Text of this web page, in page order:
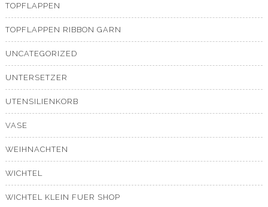
TOPFLAPPEN
TOPFLAPPEN RIBBON GARN
UNCATEGORIZED
UNTERSETZER
UTENSILIENKORB
VASE
WEIHNACHTEN
WICHTEL
WICHTEL KLEIN FUER SHOP